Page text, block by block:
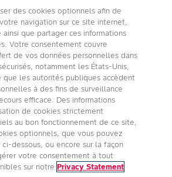
Suivez nous
d’utilisation de Bayer
des cookies optionnels afin de
navigation sur ce site internet,
que partager ces informations
Votre consentement couvre
de vos données personnelles dans
notamment les États-Unis,
que les autorités publiques accèdent
à des fins de surveillance
efficace. Des informations
de cookies strictement
au bon fonctionnement de ce site,
optionnels, que vous pouvez
dessous, ou encore sur la façon
votre consentement à tout
sur notrePrivacy Statement